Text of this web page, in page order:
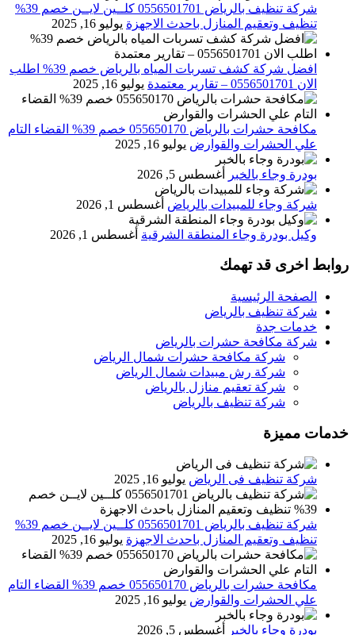
شركة تنظيف بالرياض 0556501701 كلــين لايــن خصم 39%
تنظيف وتعقيم المنازل باحدث الاجهزة يوليو 16, 2025
افضل شركة كشف تسربات المياه بالرياض خصم 39% اطلب
الان 0556501701‬‏ – تقارير معتمدة
يوليو 16, 2025
مكافحة حشرات بالرياض 055650170 خصم 39% القضاء التام
علي الحشرات والقوارض يوليو 16, 2025
بودرة وجاء بالخبر أغسطس 5, 2026
شركة وجاء للمبيدات بالرياض أغسطس 1, 2026
وكيل بودرة وجاء المنطقة الشرقية أغسطس 1, 2026
روابط اخرى قد تهمك
الصفحة الرئيسية
شركة تنظيف بالرياض
خدمات جدة
شركة مكافحة حشرات بالرياض
شركة مكافحة حشرات شمال الرياض
شركة رش مبيدات شمال الرياض
شركة تعقيم منازل بالرياض
شركة تنظيف بالرياض
خدمات مميزة
شركة تنظيف فى الرياض يوليو 16, 2025
شركة تنظيف بالرياض 0556501701 كلــين لايــن خصم 39%
تنظيف وتعقيم المنازل باحدث الاجهزة يوليو 16, 2025
مكافحة حشرات بالرياض 055650170 خصم 39% القضاء التام
علي الحشرات والقوارض يوليو 16, 2025
بودرة وجاء بالخبر أغسطس 5, 2026